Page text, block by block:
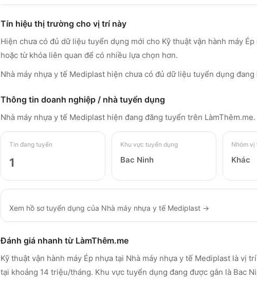
Tín hiệu thị trường cho vị trí này
Hiện chưa có đủ dữ liệu tuyển dụng mới cho Kỹ thuật vận hành máy
hoặc từ khóa liên quan để có nhiều lựa chọn hơn.
Nhà máy nhựa y tế Mediplast hiện chưa có đủ dữ liệu tuyển dụng
Thông tin doanh nghiệp / nhà tuyển dụng
Nhà máy nhựa y tế Mediplast hiện đang đăng tuyển trên LàmThêm.me.
Tin đang tuyển
1
Khu vực tuyển dụng
Bac Ninh
Nhóm vị
Khác
Xem hồ sơ tuyển dụng của Nhà máy nhựa y tế Mediplast →
Đánh giá nhanh từ LàmThêm.me
Kỹ thuật vận hành máy Ép nhựa tại Nhà máy nhựa y tế Mediplast là vị
tại khoảng 14 triệu/tháng. Khu vực tuyển dụng đang được gắn là Bac